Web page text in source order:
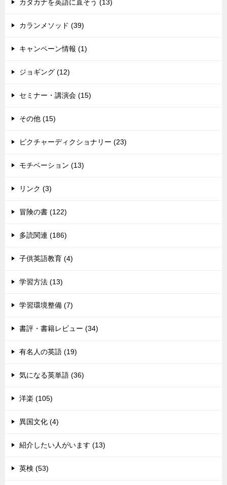
カタカナを英語に直そう (13)
カランメソッド (39)
キャンペーン情報 (1)
ジョギング (12)
セミナー・講演会 (15)
その他 (15)
ピクチャーディクショナリー (23)
モチベーション (13)
リンク (3)
冒険の書 (122)
多読関連 (186)
子供英語教育 (4)
学習方法 (13)
学習環境整備 (7)
書評・書籍レビュー (34)
有名人の英語 (19)
気になる英単語 (36)
洋楽 (105)
異国文化 (4)
紹介したい人がいます (13)
英検 (53)